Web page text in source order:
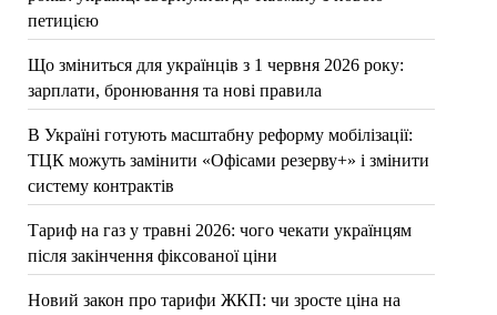
петицією
Що зміниться для українців з 1 червня 2026 року:
зарплати, бронювання та нові правила
В Україні готують масштабну реформу мобілізації:
ТЦК можуть замінити «Офісами резерву+» і змінити
систему контрактів
Тариф на газ у травні 2026: чого чекати українцям
після закінчення фіксованої ціни
Новий закон про тарифи ЖКП: чи зросте ціна на